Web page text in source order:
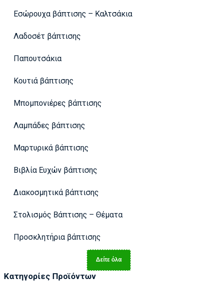
Εσώρουχα βάπτισης – Καλτσάκια
Λαδοσέτ βάπτισης
Παπουτσάκια
Κουτιά βάπτισης
Μπομπονιέρες βάπτισης
Λαμπάδες βάπτισης
Μαρτυρικά βάπτισης
Βιβλία Ευχών βάπτισης
Διακοσμητικά βάπτισης
Στολισμός Βάπτισης – Θέματα
Προσκλητήρια βάπτισης
Δείτε όλα
Κατηγορίες Προϊόντων